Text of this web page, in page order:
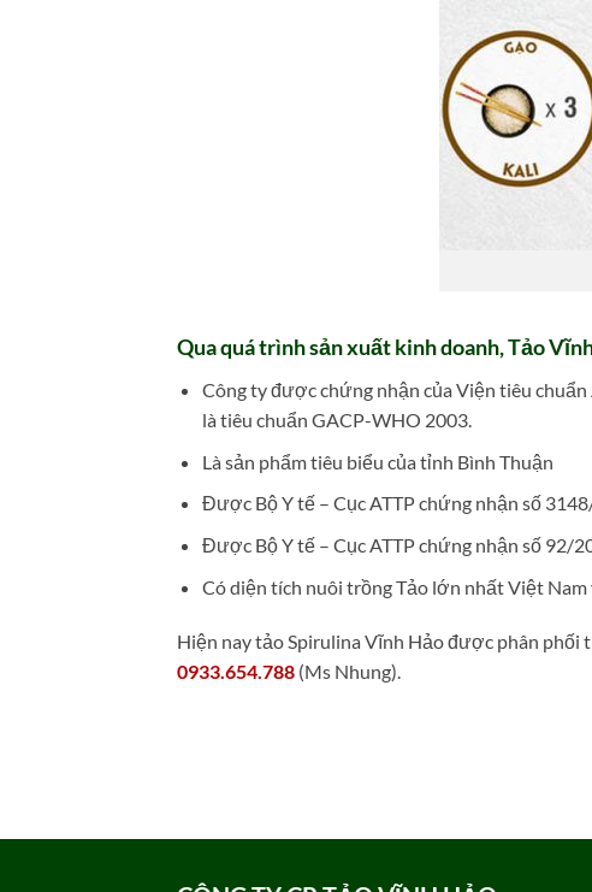
Qua quá trình sản xuất kinh doanh, Tảo
Công ty được chứng nhận của Viện tiêu
là tiêu chuẩn GACP-WHO 2003.
Là sản phẩm tiêu biểu của tỉnh Bình Thuận
Được Bộ Y tế – Cục ATTP chứng nhận số
Được Bộ Y tế – Cục ATTP chứng nhận số 92/
Có diện tích nuôi trồng Tảo lớn nhất Việt Nam
Hiện nay tảo Spirulina Vĩnh Hảo được phân phối
0933.654.788 (Ms Nhung).